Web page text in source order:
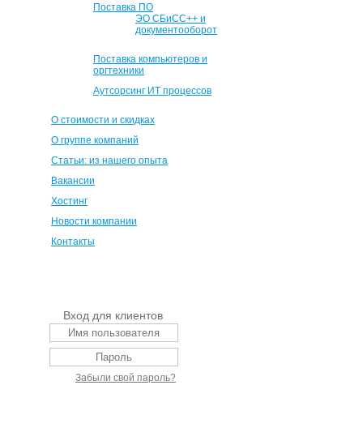
Поставка ПО
ЭО СБиСС++ и
документооборот
Поставка компьютеров и
оргтехники
Аутсорсинг ИТ процессов
О стоимости и скидках
О группе компаний
Статьи: из нашего опыта
Вакансии
Хостинг
Новости компании
Контакты
Вход для клиентов
Забыли свой пароль?